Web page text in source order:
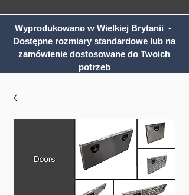
Wyprodukowano w Wielkiej Brytanii -
Dostępne rozmiary standardowe lub na
zamówienie dostosowane do Twoich
potrzeb